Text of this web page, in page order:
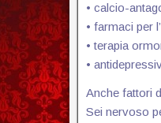
• calcio-
• farmaci per
• terapia
•
Anche fattori
Sei nervoso